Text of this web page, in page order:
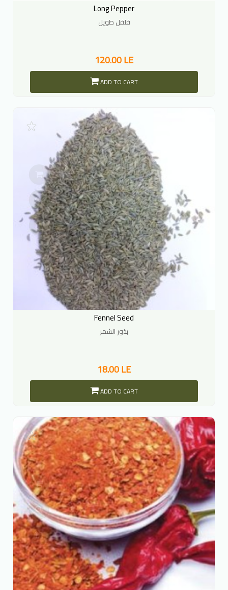
Long Pepper
فلفل طويل
120.00 LE
ADD TO CART
Fennel Seed
بذور الشمر
18.00 LE
ADD TO CART